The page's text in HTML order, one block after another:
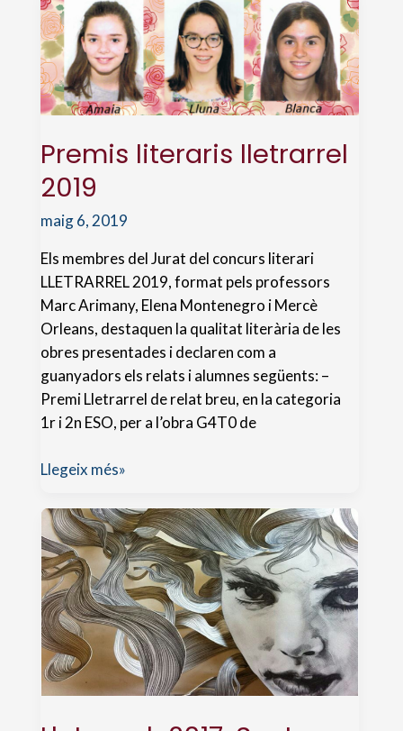
2020
Premis literaris lletrarrel
2019
maig 6, 2019
Els membres del Jurat del concurs literari
LLETRARREL 2019, format pels professors
Marc Arimany, Elena Montenegro i Mercè
Orleans, destaquen la qualitat literària de les
obres presentades i declaren com a
guanyadors els relats i alumnes següents: –
Premi Lletrarrel de relat breu, en la categoria
1r i 2n ESO, per a l’obra G4T0 de
Premis
lletrarrel
2019
Llegeix més»